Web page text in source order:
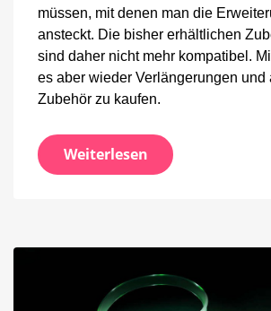
müssen, mit denen man die
ansteckt. Die bisher erhältlichen
sind daher nicht mehr kompatibel.
es aber wieder Verlängerungen und
Zubehör zu kaufen.
Weiterlesen